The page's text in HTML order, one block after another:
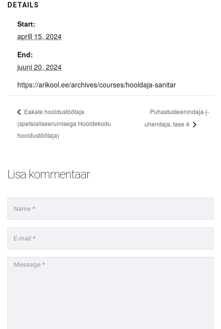
DETAILS
Start:
aprill 15, 2024
End:
juuni 20, 2024
https://arikool.ee/archives/courses/hooldaja-sanitar
Eakate hooldustöötaja
(spetsialiseerumisega Hooldekodu
hooldustöötaja)
Puhastusteenindaja-j­
uhendaja, tase 4
Lisa kommentaar